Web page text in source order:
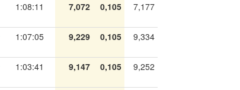
1:08:11 7,072 0,105 7,177
1:07:05 9,229 0,105 9,334
1:03:41 9,147 0,105 9,252